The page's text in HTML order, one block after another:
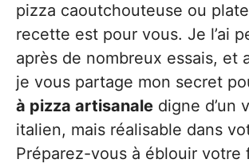
pizza caoutchouteuse ou
recette est pour vous. Je l’ai
après de nombreux essais, et
je vous partage mon secret
à pizza artisanale digne d’un
italien, mais réalisable dans
Préparez-vous à éblouir votre